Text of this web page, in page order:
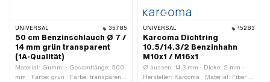
UNIVERSAL 35785
50 cm Benzinschlauch Ø 7 /
14 mm grün transparent
(1A-Qualität)
Material: Gummi · Gesamtlänge: 500
mm · Farbe: grün · Farbe: transparent ·
UNIVERSAL 15283
Karcoma Dichtring
10.5/14.3/2 Benzinhahn
M10x1 / M16x1
Ø aussen: 14.3 mm · Dicke: 2 mm ·
Hersteller: Karcoma · Material: Fiber ·